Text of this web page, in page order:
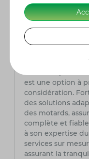
Quelle assurance
Pour choisir avec
est primordial de
garanties et les
est une option à
considération.
des solutions
des motards,
complète et fiable
à son expertise
services sur
assurant la